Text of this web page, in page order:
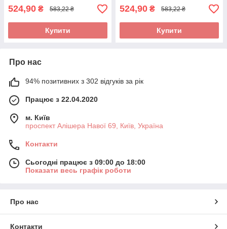
524,90 ₴ 583,22 ₴
Купити
524,90 ₴ 583,22 ₴
Купити
Про нас
94% позитивних з 302 відгуків за рік
Працює з 22.04.2020
м. Київ
проспект Алішера Навої 69, Київ, Україна
Контакти
Сьогодні працює з 09:00 до 18:00
Показати весь графік роботи
Про нас
Контакти